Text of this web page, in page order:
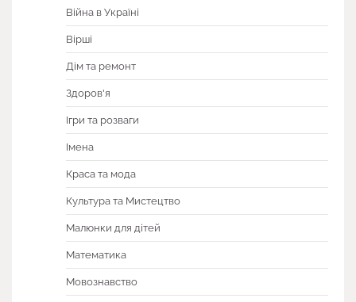
Війна в Україні
Вірші
Дім та ремонт
Здоров'я
Ігри та розваги
Імена
Краса та мода
Культура та Мистецтво
Малюнки для дітей
Математика
Мовознавство